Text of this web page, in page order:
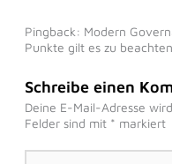
Pingback: Modern
Punkte gilt es zu beachten
Schreibe einen
Deine E-Mail-Adresse
Felder sind mit * markiert
Hier